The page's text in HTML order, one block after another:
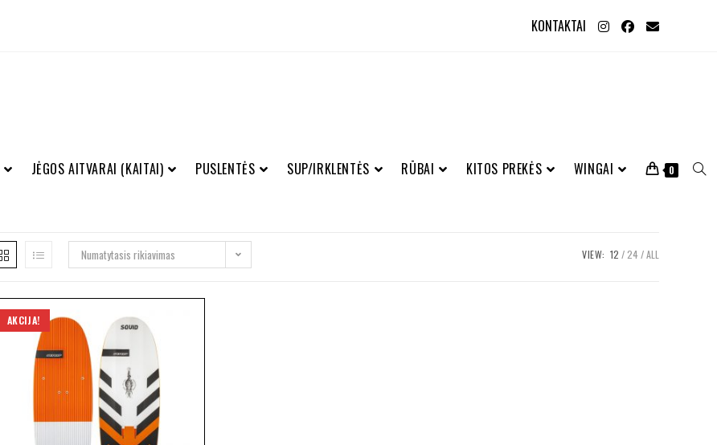
KONTAKTAI
JĖGOS AITVARAI (KAITAI) PUSLENTĖS SUP/IRKLENTĖS RŪBAI KITOS PREKĖS WINGAI 0
Numatytasis rikiavimas VIEW: 12 24 ALL
AKCIJA!